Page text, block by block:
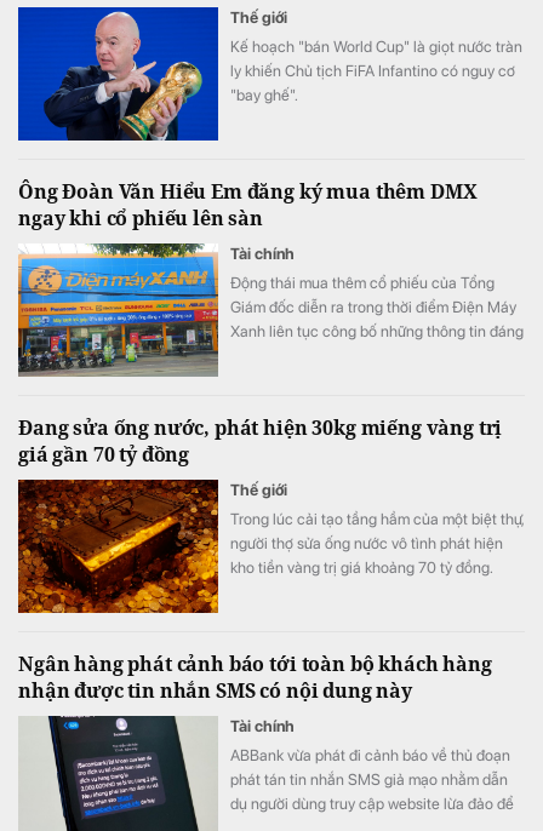
Thế giới
Kế hoạch "bán World Cup" là giọt nước tràn
ly khiến Chủ tịch FiFA Infantino có nguy cơ
"bay ghế".
Ông Đoàn Văn Hiểu Em đăng ký mua thêm DMX
ngay khi cổ phiếu lên sàn
Tài chính
Động thái mua thêm cổ phiếu của Tổng
Giám đốc diễn ra trong thời điểm Điện Máy
Xanh liên tục công bố những thông tin đáng
Đang sửa ống nước, phát hiện 30kg miếng vàng trị
giá gần 70 tỷ đồng
Thế giới
Trong lúc cải tạo tầng hầm của một biệt thự,
người thợ sửa ống nước vô tình phát hiện
kho tiền vàng trị giá khoảng 70 tỷ đồng.
Ngân hàng phát cảnh báo tới toàn bộ khách hàng
nhận được tin nhắn SMS có nội dung này
Tài chính
ABBank vừa phát đi cảnh báo về thủ đoạn
phát tán tin nhắn SMS giả mạo nhằm dẫn
dụ người dùng truy cập website lừa đảo để